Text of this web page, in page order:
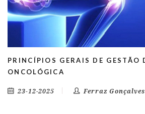
PRINCÍPIOS GERAIS DE GESTÃO
ONCOLÓGICA
23-12-2025 Ferraz Gonçalves